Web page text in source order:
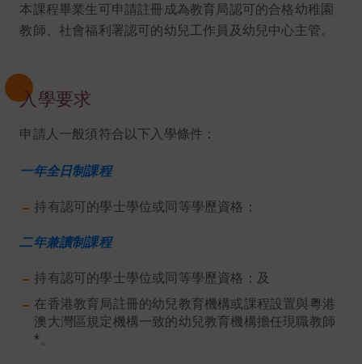
本課程畢業生可申請註冊成為教育局認可的合格幼稚園
教師、社會福利署認可的幼兒工作員及幼兒中心主管。
入學要求
申請人一般須符合以下入學條件：
一年全日制課程
持有認可的學士學位或同等學歷資格；
二年兼讀制課程
持有認可的學士學位或同等學歷資格；及
在香港教育局註冊的幼兒教育機構或課程設置與粵港
澳大灣區規定機構一致的幼兒教育機構擔任現職教師
*。